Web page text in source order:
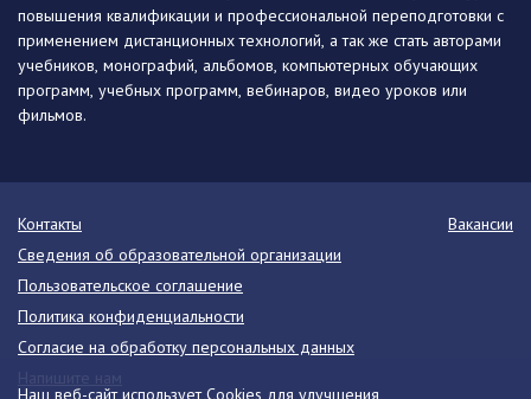
Наш веб-сайт использует Cookies для улучшения
повышения квалификации и профессиональной переподготовки с
применением дистанционных технологий, а так же стать авторами
учебников, монографий, альбомов, компьютерных обучающих
программ, учебных программ, вебинаров, видео уроков или
фильмов.
Контакты
Вакансии
Сведения об образовательной организации
Пользовательское соглашение
Политика конфиденциальности
Согласие на обработку персональных данных